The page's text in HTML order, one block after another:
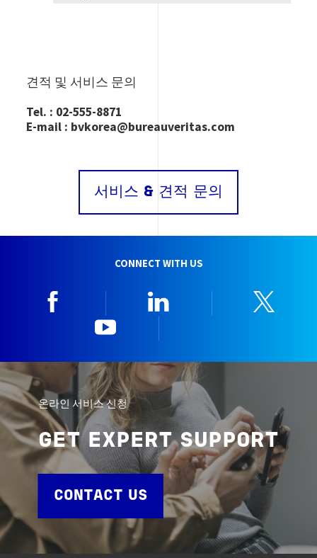
견적 및 서비스 문의
Tel. : 02-555-8871
E-mail : bvkorea@bureauveritas.com
서비스 & 견적 문의
CONNECT WITH US
온라인 서비스 신청
GET EXPERT SUPPORT
CONTACT US